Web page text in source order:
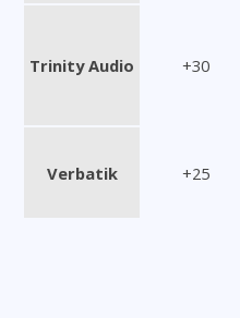
Trinity Audio +30
Verbatik +25